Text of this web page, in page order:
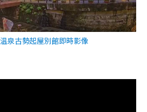
泉古勢起屋別館即時影像